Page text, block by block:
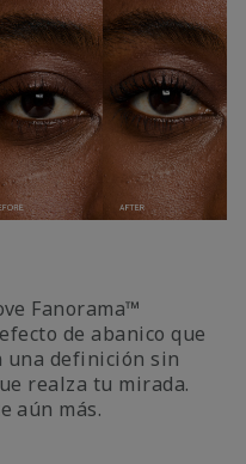
Fanorama™
de abanico que
una definición sin
realza tu mirada.
aún más.